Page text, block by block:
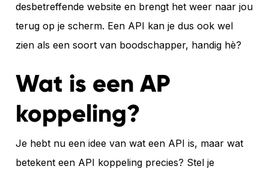
desbetreffende website en brengt het weer naar jou
terug op je scherm. Een API kan je dus ook wel
zien als een soort van boodschapper, handig hè?
Wat is een AP
koppeling?
Je hebt nu een idee van wat een API is, maar wat
betekent een API koppeling precies? Stel je